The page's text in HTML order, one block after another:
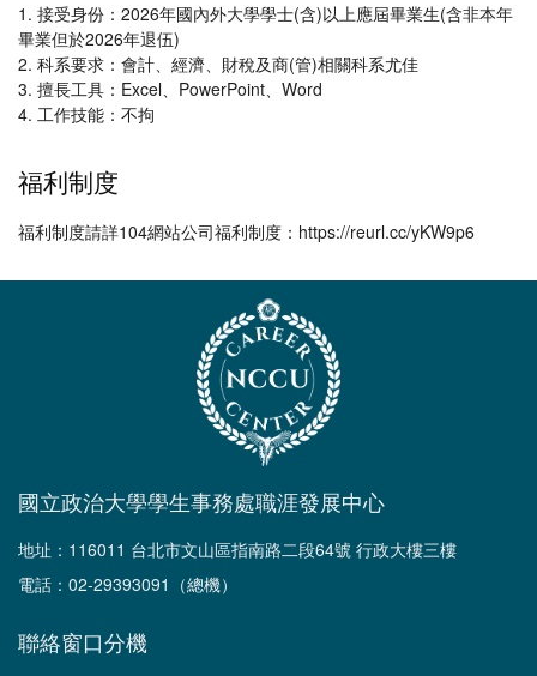
1. 接受身份：2026年國內外大學學士(含)以上應屆畢業生(含非本年
畢業但於2026年退伍)
2. 科系要求：會計、經濟、財稅及商(管)相關科系尤佳
3. 擅長工具：Excel、PowerPoint、Word
4. 工作技能：不拘
福利制度
福利制度請詳104網站公司福利制度：https://reurl.cc/yKW9p6
國立政治大學學生事務處職涯發展中心
地址：116011 台北市文山區指南路二段64號 行政大樓三樓
電話：02-29393091（總機）
聯絡窗口分機